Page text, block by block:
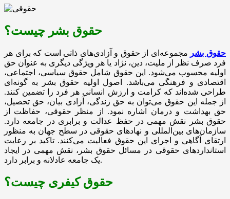
حقوق بشر چیست؟
حقوق بشر مجموعه‌ای از حقوق و آزادی‌های ذاتی است که برای هر
فرد صرف نظر از ملیت، دین، نژاد یا هر ویژگی دیگری به عنوان حق
اولیه محسوب می‌شود. این حقوق شامل حقوق سیاسی، اجتماعی،
اقتصادی و فرهنگی می‌باشد. اصول اولیه حقوق بشر به گونه‌ای
طراحی شده‌اند که کرامت و ارزش انسانی هر فرد را تضمین کنند.
از جمله این حقوق می‌توان به حق زندگی، آزادی بیان، حق تحصیل،
حق بهداشت و درمان اشاره نمود. از منظر حقوقی، حفاظت از
حقوق بشر نقش مهمی در حفظ عدالت و برابری در جامعه دارد.
سازمان‌های بین‌المللی و نهادهای حقوقی در سطح جهان به منظور
ارتقای آگاهی و اجرای این حقوق فعالیت می‌کنند. تاکید بر رعایت
استانداردهای حقوقی در مسائل حقوق بشر، نقش مهمی در ایجاد
یک جامعه عادلانه و برابر دارد.
حقوق کیفری چیست؟